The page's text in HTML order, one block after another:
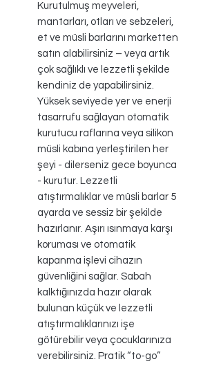
Kurutulmuş meyveleri,
mantarları, otları ve sebzeleri,
et ve müsli barlarını marketten
satın alabilirsiniz – veya artık
çok sağlıklı ve lezzetli şekilde
kendiniz de yapabilirsiniz.
Yüksek seviyede yer ve enerji
tasarrufu sağlayan otomatik
kurutucu raflarına veya silikon
müsli kabına yerleştirilen her
şeyi - dilerseniz gece boyunca
- kurutur. Lezzetli
atıştırmalıklar ve müsli barlar 5
ayarda ve sessiz bir şekilde
hazırlanır. Aşırı ısınmaya karşı
koruması ve otomatik
kapanma işlevi cihazın
güvenliğini sağlar. Sabah
kalktığınızda hazır olarak
bulunan küçük ve lezzetli
atıştırmalıklarınızı işe
götürebilir veya çocuklarınıza
verebilirsiniz. Pratik “to-go”